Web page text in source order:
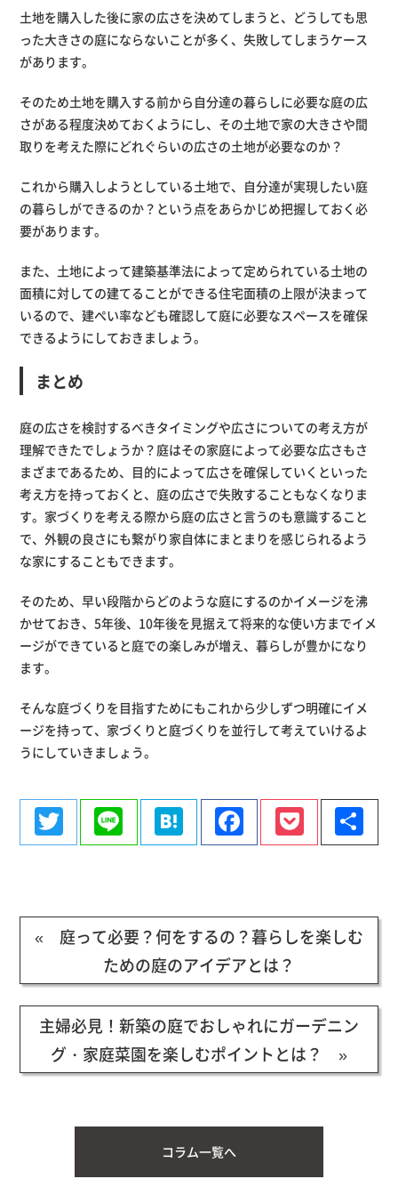
土地を購入した後に家の広さを決めてしまうと、どうしても思
った大きさの庭にならないことが多く、失敗してしまうケース
があります。
そのため土地を購入する前から自分達の暮らしに必要な庭の広
さがある程度決めておくようにし、その土地で家の大きさや間
取りを考えた際にどれぐらいの広さの土地が必要なのか？
これから購入しようとしている土地で、自分達が実現したい庭
の暮らしができるのか？という点をあらかじめ把握しておく必
要があります。
また、土地によって建築基準法によって定められている土地の
面積に対しての建てることができる住宅面積の上限が決まって
いるので、建ぺい率なども確認して庭に必要なスペースを確保
できるようにしておきましょう。
まとめ
庭の広さを検討するべきタイミングや広さについての考え方が
理解できたでしょうか？庭はその家庭によって必要な広さもさ
まざまであるため、目的によって広さを確保していくといった
考え方を持っておくと、庭の広さで失敗することもなくなりま
す。家づくりを考える際から庭の広さと言うのも意識すること
で、外観の良さにも繋がり家自体にまとまりを感じられるよう
な家にすることもできます。
そのため、早い段階からどのような庭にするのかイメージを沸
かせておき、5年後、10年後を見据えて将来的な使い方までイメ
ージができていると庭での楽しみが増え、暮らしが豊かになり
ます。
そんな庭づくりを目指すためにもこれから少しずつ明確にイメ
ージを持って、家づくりと庭づくりを並行して考えていけるよ
うにしていきましょう。
TwitterLine HatenaFacebook
Pocket
有
« 庭って必要？何をするの？暮らしを楽しむ
ための庭のアイデアとは？
主婦必見！新築の庭でおしゃれにガーデニン
グ・家庭菜園を楽しむポイントとは？ »
コラム一覧へ